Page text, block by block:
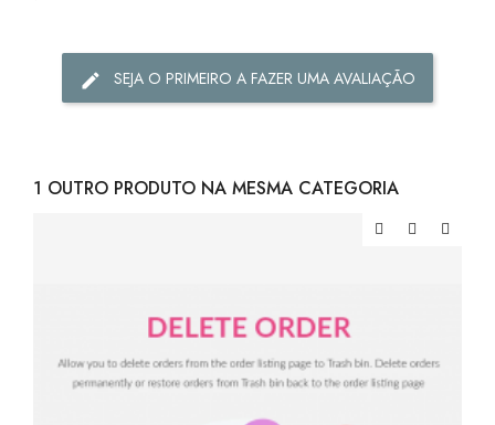
SEJA O PRIMEIRO A FAZER UMA AVALIAÇÃO
1 OUTRO PRODUTO NA MESMA CATEGORIA